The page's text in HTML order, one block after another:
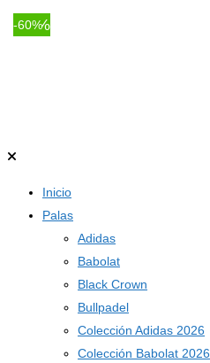
Inicio
Palas
Adidas
Babolat
Black Crown
Bullpadel
Colección Adidas 2026
Colección Babolat 2026
-44%
-57%
-59%
-30%
-47%
-57%
-60%